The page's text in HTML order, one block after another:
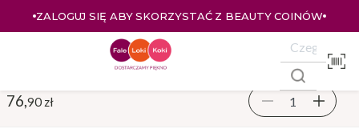
ZALOGUJ SIĘ ABY SKORZYSTAĆ Z BEAUTY COINÓW
76, 90 zł